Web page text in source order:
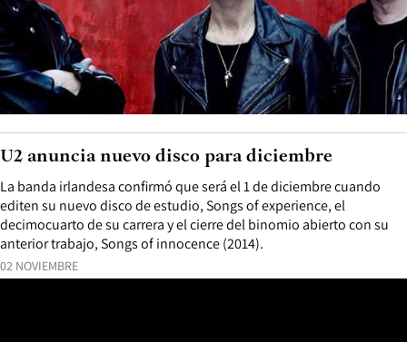
02 NOVIEMBRE
La banda irlandesa confirmó que será el 1 de diciembre cuando
editen su nuevo disco de estudio, Songs of experience, el
decimocuarto de su carrera y el cierre del binomio abierto con su
anterior trabajo, Songs of innocence (2014).
U2 anuncia nuevo disco para diciembre